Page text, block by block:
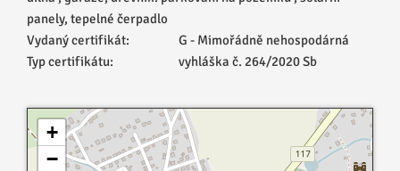
panely, tepelné čerpadlo
Vydaný certifikát:
G - Mimořádně nehospodárná
Typ certifikátu:
vyhláška č. 264/2020 Sb
+
−